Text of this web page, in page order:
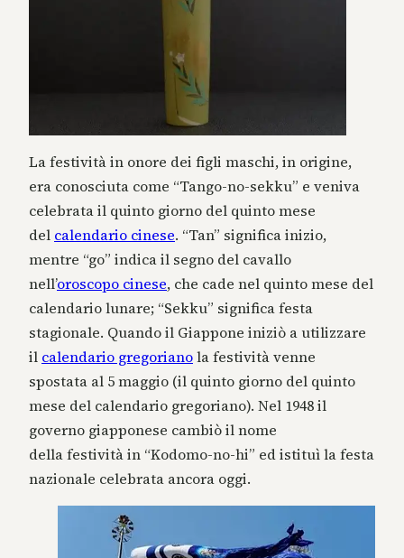
La festività in onore dei figli maschi, in origine,
era conosciuta come “Tango-no-sekku” e veniva
celebrata il quinto giorno del quinto mese
del calendario cinese. “Tan” significa inizio,
mentre “go” indica il segno del cavallo
nell’oroscopo cinese, che cade nel quinto mese del
calendario lunare; “Sekku” significa festa
stagionale. Quando il Giappone iniziò a utilizzare
il calendario gregorianola festività venne
spostata al 5 maggio (il quinto giorno del quinto
mese del calendario gregoriano). Nel 1948 il
governo giapponese cambiò il nome
della festività in “Kodomo-no-hi” ed istituì la festa
nazionale celebrata ancora oggi.